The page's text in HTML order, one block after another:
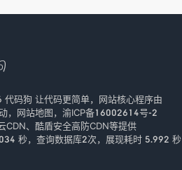
代码狗 让代码更简单，网站核心程序由
， 网站地图， 渝ICP备16002614号-2
CDN、 酷盾安全高防CDN等提供
秒，查询数据库2次， 展现耗时 5.992 秒